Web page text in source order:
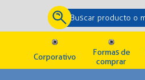
Corporativo
Formas de
comprar